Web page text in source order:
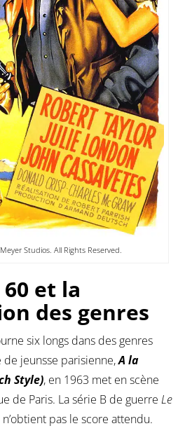
Studios. All Rights Reserved.
et la
des genres
six longs dans des genres
jeunsse parisienne,A la
Style), en 1963 met en scène
de Paris. La série B de guerre Le
pas le score attendu.